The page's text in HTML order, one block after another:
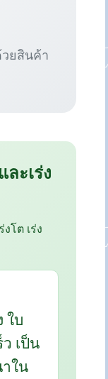
วยสินค้า
ะเร่ง
โต เร่ง
ใบ
เป็น
ใน